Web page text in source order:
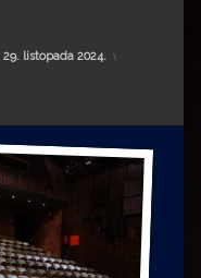
29. listopada 2024.